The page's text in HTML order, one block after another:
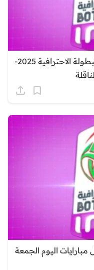
مواعيد مباريات الجولة الثالثة من البطولة الاحترافية 2025-
اليوم الجمعة